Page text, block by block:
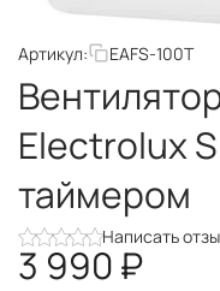
Артикул: EAFS-100T
Electrolux
таймером
Написать
3 990₽